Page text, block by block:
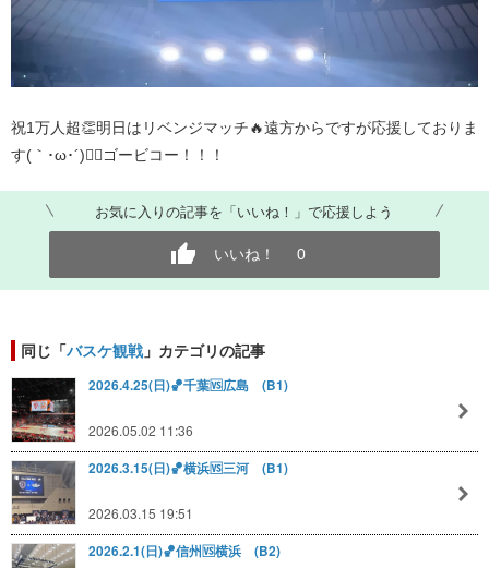
祝1万人超👏明日はリベンジマッチ🔥遠方からですが応援しておりま
す(｀･ω･´)🏴‍☠️ゴービコー！！！
お気に入りの記事を「いいね！」で応援しよう
いいね！ 0
同じ「バスケ観戦 」カテゴリの記事
2026.4.25(日)🏀千葉🆚️広島 (B1)
2026.05.02 11:36
2026.3.15(日)🏀横浜🆚三河 (B1)
2026.03.15 19:51
2026.2.1(日)🏀信州🆚横浜 (B2)